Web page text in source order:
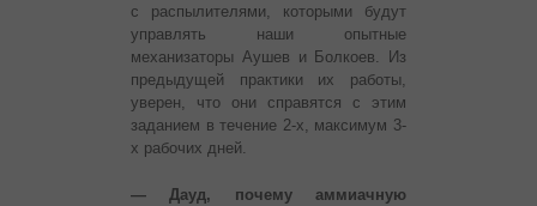
с распылителями, которыми будут
управлять наши опытные
механизаторы Аушев и Болкоев. Из
предыдущей практики их работы,
уверен, что они справятся с этим
заданием в течение 2-х, максимум 3-
х рабочих дней.
— Дауд, почему аммиачную